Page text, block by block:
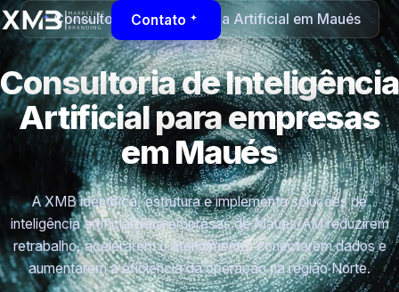
Contato
Consultoria de Inteligência Artificial em Maués
Consultoria de Inteligência
Artificial para empresas
em Maués
A XMB identifica, estrutura e implementa soluções de
inteligência artificial para empresas de Maués/AM reduzirem
retrabalho, acelerarem o atendimento, conectarem dados e
aumentarem a eficiência da operação na região Norte.